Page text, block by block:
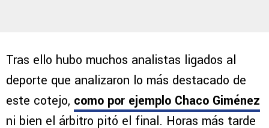
Tras ello hubo muchos analistas ligados al
deporte que analizaron lo más destacado de
este cotejo, como por ejemplo Chaco Giménez
ni bien el árbitro pitó el final. Horas más tarde